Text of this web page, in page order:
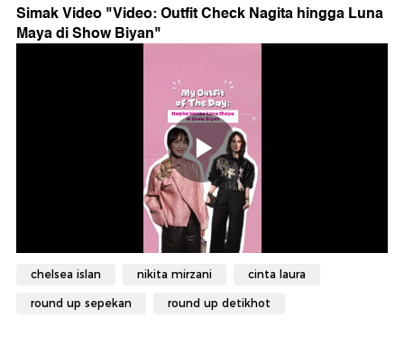
Simak Video "Video: Outfit Check Nagita hingga Luna
Maya di Show Biyan"
chelsea islan nikita mirzani cinta laura
round up sepekan round up detikhot